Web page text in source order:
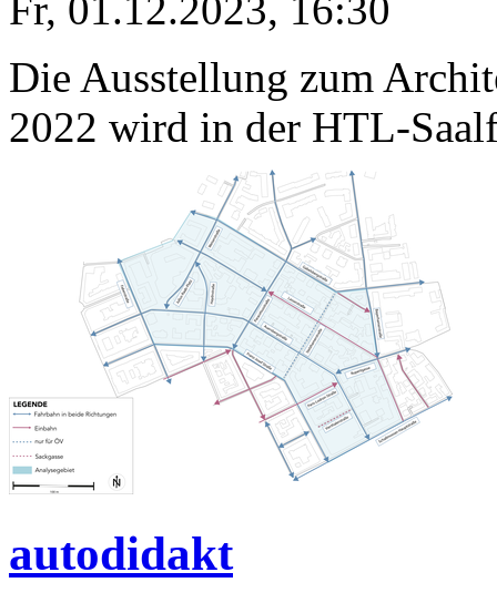
Fr, 01.12.2023, 16:30
Die Ausstellung zum
2022 wird in der HTL-
autodidakt